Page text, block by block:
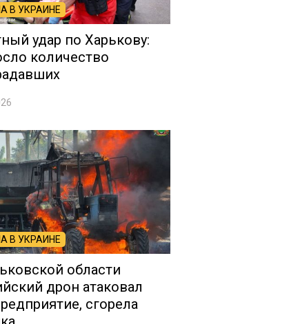
В УКРАИНЕ
удар по Харькову:
количество
В УКРАИНЕ
области
дрон атаковал
сгорела